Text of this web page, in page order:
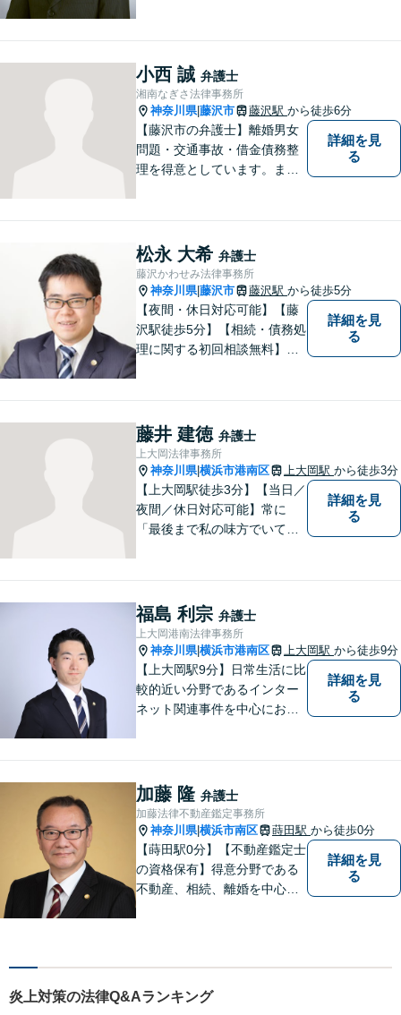
可】【女性弁護士在籍】
小西 誠 弁護士
湘南なぎさ法律事務所
神奈川県|藤沢市 藤沢駅 から徒歩6分
【藤沢市の弁護士】離婚男女
問題・交通事故・借金債務整
理を得意としています。ま
談ください。
詳細を見
る
松永 大希 弁護士
藤沢かわせみ法律事務所
神奈川県|藤沢市 藤沢駅 から徒歩5分
【夜間・休日対応可能】【藤
沢駅徒歩5分】【相続・債務処
理に関する初回相談無料】お
詳細を見
る
藤井 建徳 弁護士
上大岡法律事務所
神奈川県|横浜市港南区 上大岡駅 から徒歩3分
【上大岡駅徒歩3分】【当日／
夜間／休日対応可能】常に
「最後まで私の味方でいてく
の法律事務所として皆様のお
力になれればと考えておりま
す。
詳細を見
る
福島 利宗 弁護士
上大岡港南法律事務所
神奈川県|横浜市港南区 上大岡駅 から徒歩9分
【上大岡駅9分】日常生活に比
較的近い分野であるインター
ネット関連事件を中心にお取
ルにて掲載情報のURL等をお
送りください。見込み、費用
等をご案内させていただきま
す。
詳細を見
る
加藤 隆 弁護士
加藤法律不動産鑑定事務所
神奈川県|横浜市南区 蒔田駅 から徒歩0分
【蒔田駅0分】【不動産鑑定士
の資格保有】得意分野である
不動産、相続、離婚を中心に
り添った弁護活動を目指しま
す。 お困りの方はぜひご相談
ください。
詳細を見
る
炎上対策の法律Q&Aランキング